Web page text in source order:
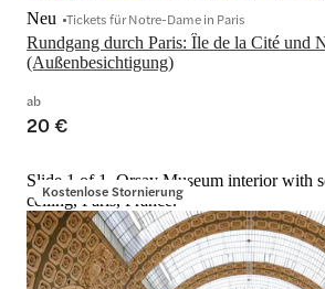
Rundgang durch Paris: Île de la Cité und
(Außenbesichtigung)
Neu Tickets für Notre-Dame in Paris
ab
20 €
Kostenlose Stornierung
Slide 1 of 1, Orsay Museum interior with
ceiling, Paris, France.